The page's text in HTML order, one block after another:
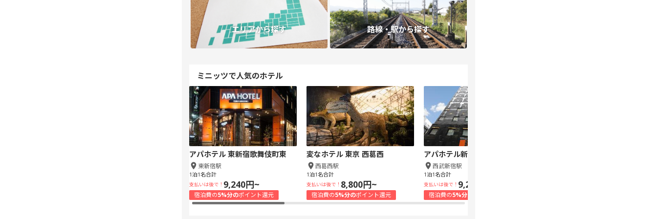
エリアから探す 路線・駅から探す
ミニッツで人気のホテル
アパホテル 東新宿歌舞伎町東
東新宿駅
1泊1名合計
支払いは後で！ 9,240円~
宿泊費の5%分のポイント還元
変なホテル 東京 西葛西
西葛西駅
1泊1名合計
支払いは後で！ 8,800円~
宿泊費の5%分のポイント還元
アパホテル新宿 歌舞伎町中央
西武新宿駅
1泊1名合計
支払いは後で！ 9,240円~
宿泊費の5%分の